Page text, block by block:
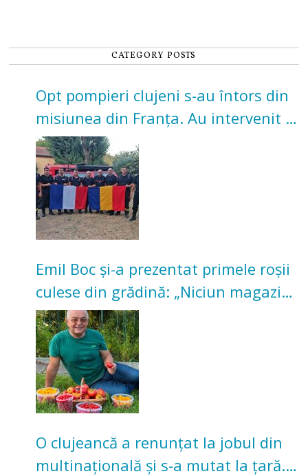
CATEGORY POSTS
Opt pompieri clujeni s-au întors din
misiunea din Franța. Au intervenit la
incendii de vegetație și pădure
Emil Boc și-a prezentat primele roșii
culese din grădină: „Niciun magazin
nu poate oferi această satisfacție”
O clujeancă a renunțat la jobul din
multinațională și s-a mutat la țară.